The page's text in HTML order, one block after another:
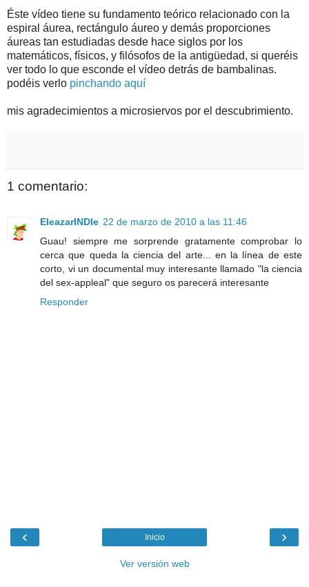
Éste vídeo tiene su fundamento teórico relacionado con la
espiral áurea, rectángulo áureo y demás proporciones
áureas tan estudiadas desde hace siglos por los
matemáticos, físicos, y filósofos de la antigüedad, si queréis
ver todo lo que esconde el vídeo detrás de bambalinas.
podéis verlo pinchando aquí
mis agradecimientos a microsiervos por el descubrimiento.
1 comentario:
EleazarINDIe 22 de marzo de 2010 a las 11:46
Guau! siempre me sorprende gratamente comprobar lo
cerca que queda la ciencia del arte... en la línea de este
corto, vi un documental muy interesante llamado "la ciencia
del sex-appleal" que seguro os parecerá interesante
Responder
‹ ›
Inicio
Ver versión web